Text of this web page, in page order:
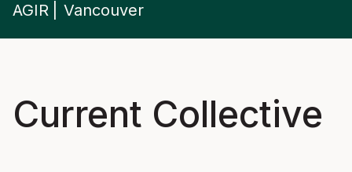
AGIR Vancouver
Current Collective